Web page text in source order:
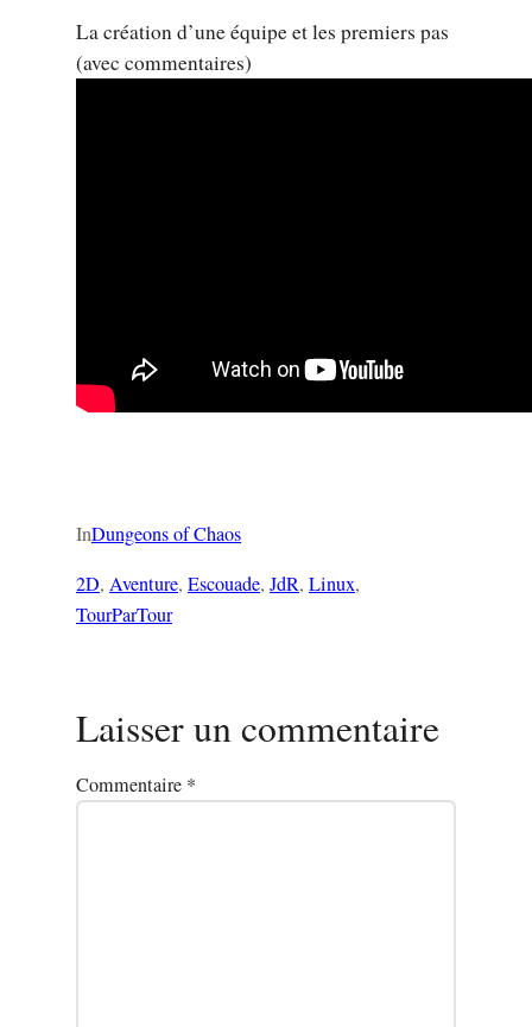
La création d’une équipe et les premiers pas
(avec commentaires)
InDungeons of Chaos
2D, Aventure, Escouade, JdR, Linux
TourParTour
Laisser un commentaire
Commentaire *